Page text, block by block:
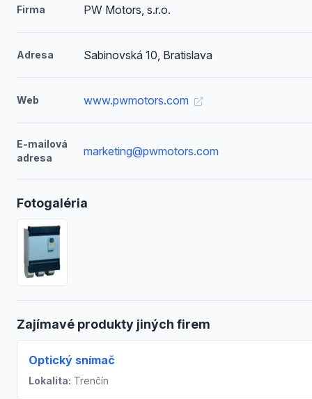
Firma PW Motors, s.r.o.
Adresa Sabinovská 10, Bratislava
Web www.pwmotors.com
E-mailová
adresa
marketing@pwmotors.com
Fotogaléria
Zajímavé produkty jiných firem
Optický snímač
Lokalita: Trenčín